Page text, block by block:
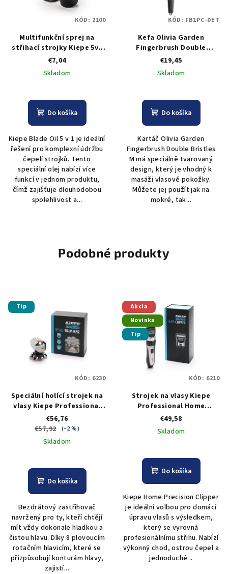
Multifunkční sprej na
střihací strojky Kiepe 5v1
Blade oil, 400 ml
€7,04
Skladom
Do košíka
Kiepe Blade Oil 5 v 1 je ideální
řešení pro komplexní údržbu
čepelí strojků. Tento
speciální olej nabízí více
funkcí v jednom produktu,
čímž zajišťuje dlouhodobou
spolehlivost a...
KÓD: 2100
Kefa Olivia Garden
Fingerbrush Double
Bristles M čierna
€19,45
Skladom
Do košíka
Kartáč Olivia Garden
Fingerbrush Double Bristles
M má speciálně tvarovaný
design, který je vhodný k
masáži vlasové pokožky.
Můžete jej použít jak na
mokré, tak...
KÓD: FB1PC-DET
Podobné produkty
Tip
Speciální holící strojek na
vlasy Kiepe Professional
Home Precision Head
Trimmer
€56,76
€57,92
(–2 %)
Skladom
Do košíka
Bezdrátový zastřihovač
navržený pro ty, kteří chtějí
mít vždy dokonale hladkou a
čistou hlavu. Díky 8 plovoucím
rotačním hlavicím, které se
přizpůsobují konturám hlavy,
zajistí...
KÓD: 6230
Akcia
Novinka
Tip
Strojek na vlasy Kiepe
Professional Home
Precision Clipper
€49,58
Skladom
Do košíka
Kiepe Home Precision Clipper
je ideální volbou pro domácí
úpravu vlasů s výsledkem,
který se vyrovná
profesionálnímu střihu. Nabízí
výkonný chod, ostrou čepel a
jednoduché...
KÓD: 6210